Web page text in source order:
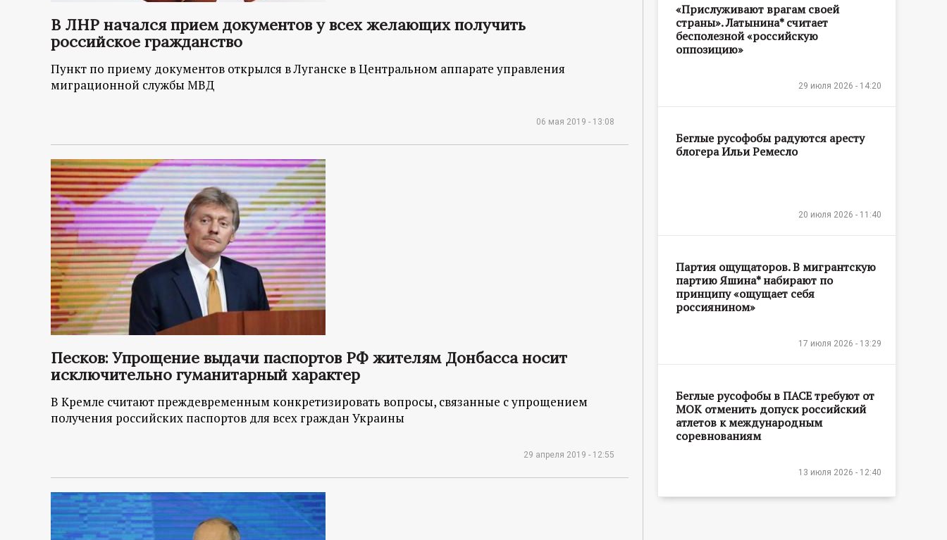
т
а
л
В ЛНР начался прием документов у всех желающих получить
российское гражданство
Пункт по приему документов открылся в Луганске в Центральном аппарате управления
миграционной службы МВД
06 мая 2019 - 13:08
Песков: Упрощение выдачи паспортов РФ жителям Донбасса носит
исключительно гуманитарный характер
В Кремле считают преждевременным конкретизировать вопросы, связанные с упрощением
получения российских паспортов для всех граждан Украины
29 апреля 2019 - 12:55
«Прислуживают врагам своей
страны». Латынина* считает
бесполезной «российскую
оппозицию»
29 июля 2026 - 14:20
Беглые русофобы радуются аресту
блогера Ильи Ремесло
20 июля 2026 - 11:40
Партия ощущаторов. В мигрантскую
партию Яшина* набирают по
принципу «ощущает себя
россиянином»
17 июля 2026 - 13:29
Беглые русофобы в ПАСЕ требуют от
МОК отменить допуск российский
атлетов к международным
соревнованиям
13 июля 2026 - 12:40